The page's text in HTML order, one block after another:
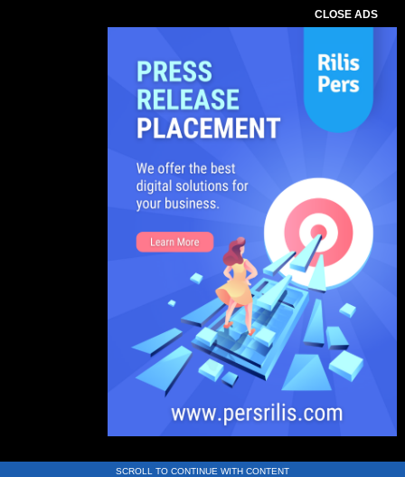
CLOSE ADS
SCROLL TO CONTINUE WITH CONTENT